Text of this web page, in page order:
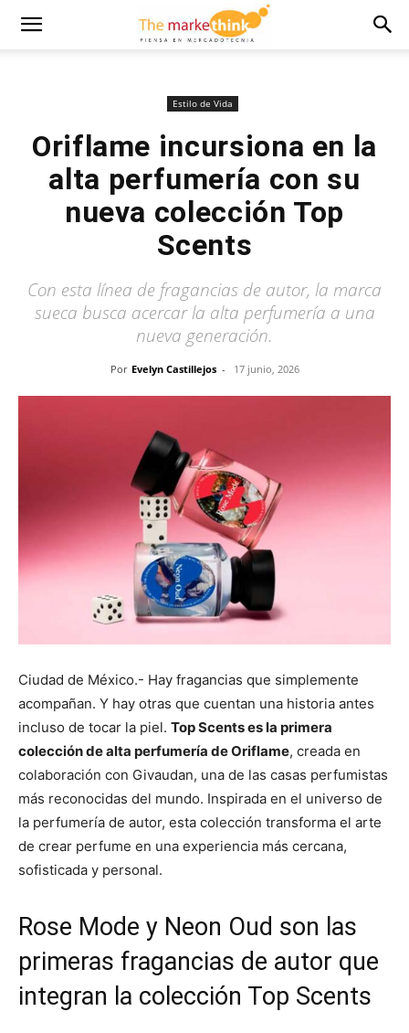
Estilo de Vida
Oriflame incursiona en la
alta perfumería con su
nueva colección Top
Scents
Con esta línea de fragancias de autor, la marca
sueca busca acercar la alta perfumería a una
nueva generación.
Por Evelyn Castillejos - 17 junio, 2026
Ciudad de México.- Hay fragancias que simplemente
acompañan. Y hay otras que cuentan una historia antes
incluso de tocar la piel. Top Scents es la primera
colección de alta perfumería de Oriflame, creada en
colaboración con Givaudan, una de las casas perfumistas
más reconocidas del mundo. Inspirada en el universo de
la perfumería de autor, esta colección transforma el arte
de crear perfume en una experiencia más cercana,
sofisticada y personal.
Rose Mode y Neon Oud son las
primeras fragancias de autor que
integran la colección Top Scents